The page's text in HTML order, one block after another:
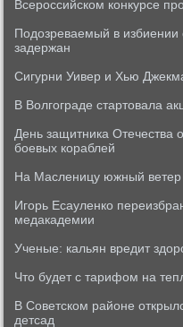
Всероссийском конкурсе
Подозреваемый в
задержан
Сигурни Уивер и Хью
В Волгограде стартовала
День защитника Отечества
боевых кораблей
На Масленицу южный ветер
Игорь Есауленко
медакадемии
Ученые: кальян вредит
Что будет с тарифом на
В Советском районе
детсад